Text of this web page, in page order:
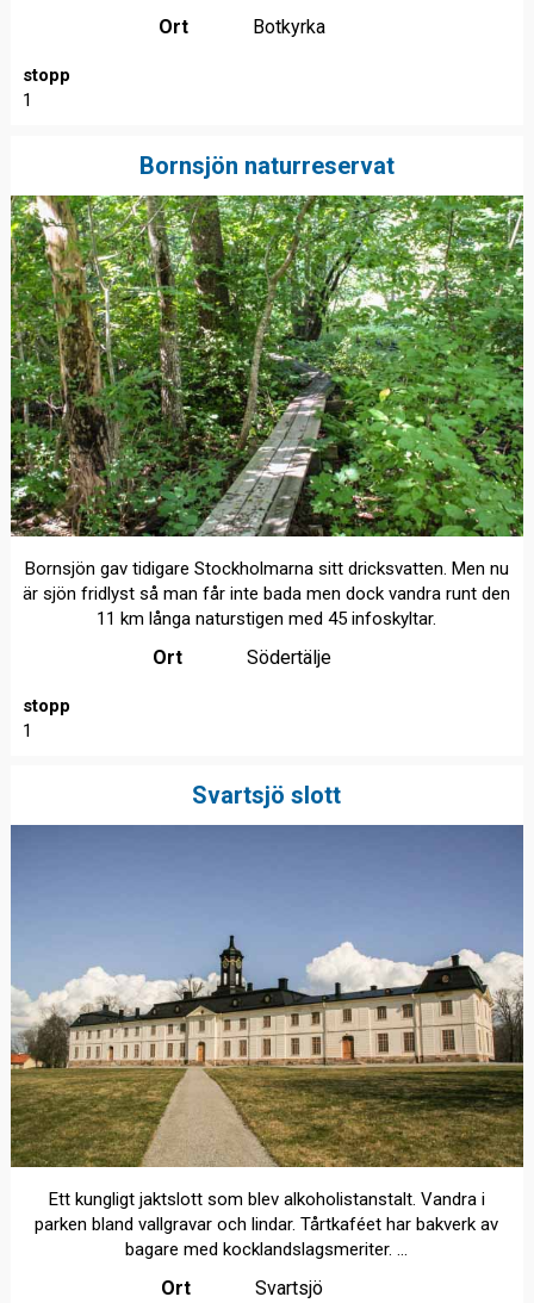
Ort Botkyrka
stopp
1
Bornsjön naturreservat
Bornsjön gav tidigare Stockholmarna sitt dricksvatten. Men nu
är sjön fridlyst så man får inte bada men dock vandra runt den
11 km långa naturstigen med 45 infoskyltar.
Ort Södertälje
stopp
1
Svartsjö slott
Ett kungligt jaktslott som blev alkoholistanstalt. Vandra i
parken bland vallgravar och lindar. Tårtkaféet har bakverk av
bagare med kocklandslagsmeriter. ...
Ort Svartsjö